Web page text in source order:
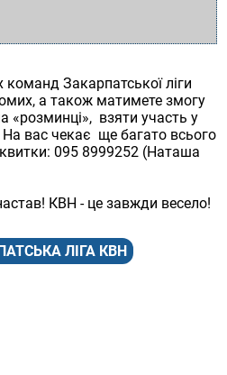
команд Закарпатської ліги
а також матимете змогу
«розминці», взяти участь у
На вас чекає ще багато всього
095 8999252 (Наташа
КВН - це завжди весело!
ЛІГА КВН